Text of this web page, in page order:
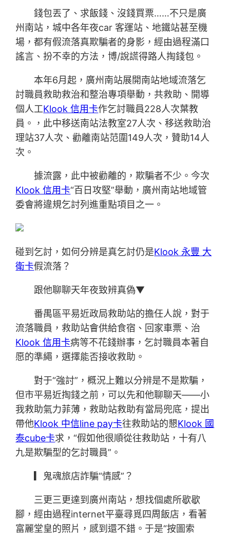
錢包丟了、求飯錢、沒錢買票……不只是廣
州南站，城中各年夜car 客運站、地鐵站甚至機
場，都有假流落真欺騙者的身影，經由過程滿口
謠言、扮不幸的方法，博/說謊得路人掏錢包。
本年6月起，廣州南站展開南站地域流落乞
討職員救助救治和整治專項舉動，共救助、開導
個人工Klook 信用卡作乞討職員228人次葉教
員。，此中移送南站法教室27人次、移送救助治
理站37人次、勸離南站范圍149人次，贊助14人
次。
據流露，此中被勸離的，欺騙者不少。今次
Klook 信用卡“百日攻堅”舉動，廣州南站地域管
委會將違規乞討列進重點項目之一。
碰到乞討，如何分辨是真乞討仍是Klook 永豐 大
衛卡假流落？
跟他聊聊天年夜致辨真偽▼
番禺區平易近政局救助站的擔任人說，對于
流落職員，救助站會供給食宿、回家車票、治
Klook 信用卡病等不花錢辦事，乞討職員本著自
愿的準繩，選擇能否接收救助。
對于“強討”，概況上難以分辨是不是欺騙，
但市平易近掏錢之前，可以先和他聊聊天——小
我救助氣力菲薄，救助站救助有當局兜底，提出
帶他Klook 中信line pay卡往救助站的懇Klook 國
泰cube卡求，“假如他很順從往救助站，十有八
九是欺騙型的乞討職員”。
▎鬼魂旅店詐騙“情感”？
三更三更達到廣州南站，想找個處所歇歇
腳，經由過程internet平臺尋覓四周飯店，看著
富麗堂皇的照片，感到還不錯。于是“按圖索